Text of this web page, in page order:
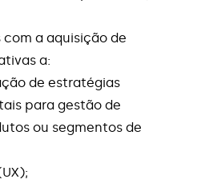
a aquisição de
a:
de estratégias
para gestão de
ou segmentos de